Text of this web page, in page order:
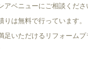
アベニューにご相談くださ
りは無料で行っています。
足いただけるリフォームプ